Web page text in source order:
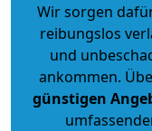
Wir sorgen
reibungslos
und
ankommen.
günstigen